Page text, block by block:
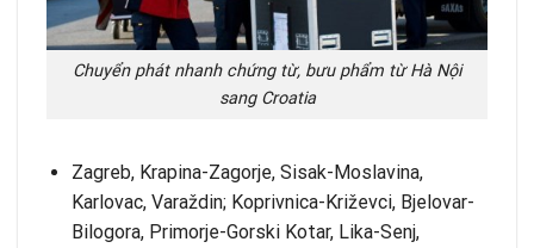
Chuyển phát nhanh chứng từ, bưu phẩm từ Hà Nội
sang Croatia
Zagreb, Krapina-Zagorje, Sisak-Moslavina,
Karlovac, Varaždin; Koprivnica-Križevci, Bjelovar-
Bilogora, Primorje-Gorski Kotar, Lika-Senj,